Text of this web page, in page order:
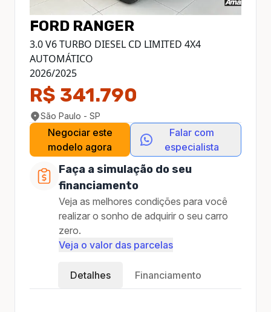
FORD RANGER
3.0 V6 TURBO DIESEL CD LIMITED 4X4
AUTOMÁTICO
2026/2025
R$ 341.790
São Paulo - SP
Negociar este
modelo agora
Falar com
especialista
Faça a simulação do seu
financiamento
Veja as melhores condições para você
realizar o sonho de adquirir o seu carro
zero.
Veja o valor das parcelas
Detalhes Financiamento